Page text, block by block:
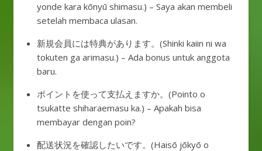
yonde kara kōnyū shimasu.) – Saya akan membeli
setelah membaca ulasan.
新規会員には特典があります。(Shinki kaiin ni wa
tokuten ga arimasu.) – Ada bonus untuk anggota
baru.
ポイントを使って支払えますか。(Pointo o
tsukatte shiharaemasu ka.) – Apakah bisa
membayar dengan poin?
配送状況を確認したいです。(Haisō jōkyō o